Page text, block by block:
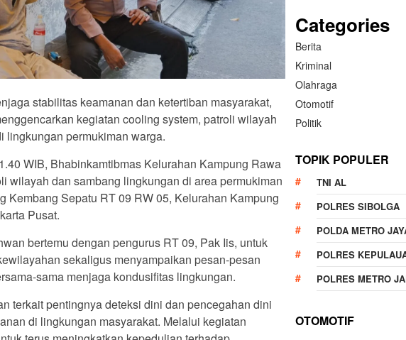
stabilitas keamanan dan ketertiban masyarakat,
kegiatan cooling system, patroli wilayah
lingkungan permukiman warga.
WIB, Bhabinkamtibmas Kelurahan Kampung Rawa
wilayah dan sambang lingkungan di area permukiman
Kembang Sepatu RT 09 RW 05, Kelurahan Kampung
Pusat.
bertemu dengan pengurus RT 09, Pak Iis, untuk
sekaligus menyampaikan pesan-pesan
sama menjaga kondusifitas lingkungan.
terkait pentingnya deteksi dini dan pencegahan dini
di lingkungan masyarakat. Melalui kegiatan
Categories
Berita
Kriminal
Olahraga
Otomotif
Politik
TOPIK POPULER
TNI AL
POLRES SIBOLGA
POLDA METRO
POLRES
POLRES METRO
OTOMOTIF